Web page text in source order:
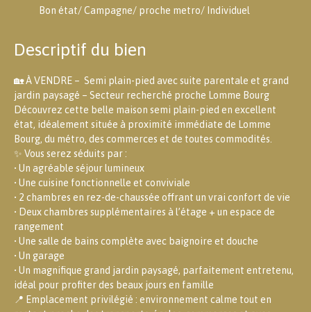
Bon état/ Campagne/ proche metro/ Individuel
Descriptif du bien
🏡 À VENDRE – Semi plain-pied avec suite parentale et grand
jardin paysagé – Secteur recherché proche Lomme Bourg
Découvrez cette belle maison semi plain-pied en excellent
état, idéalement située à proximité immédiate de Lomme
Bourg, du métro, des commerces et de toutes commodités.
✨ Vous serez séduits par :
• Un agréable séjour lumineux
• Une cuisine fonctionnelle et conviviale
• 2 chambres en rez-de-chaussée offrant un vrai confort de vie
• Deux chambres supplémentaires à l’étage + un espace de
rangement
• Une salle de bains complète avec baignoire et douche
• Un garage
• Un magnifique grand jardin paysagé, parfaitement entretenu,
idéal pour profiter des beaux jours en famille
📍 Emplacement privilégié : environnement calme tout en